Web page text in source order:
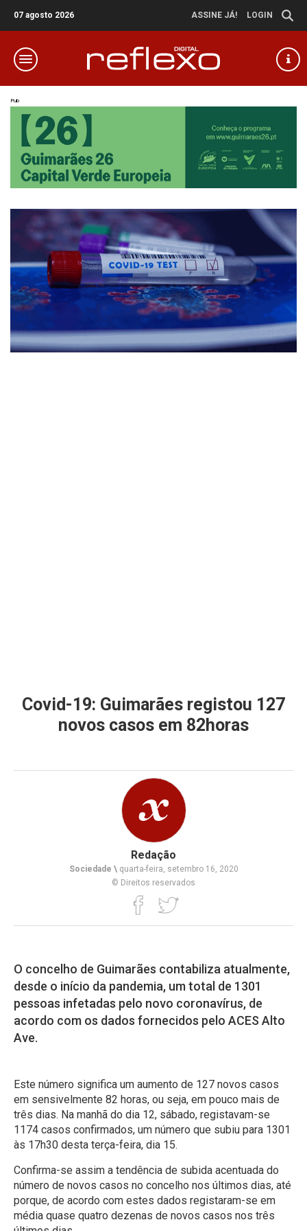
07 agosto 2026 ASSINE JÁ! LOGIN
Pub
Covid-19: Guimarães registou 127
novos casos em 82horas
Redação
Sociedade \quarta-feira, setembro 16, 2020
© Direitos reservados
O concelho de Guimarães contabiliza atualmente,
desde o início da pandemia, um total de 1301
pessoas infetadas pelo novo coronavírus, de
acordo com os dados fornecidos pelo ACES Alto
Ave.
Este número significa um aumento de 127 novos casos
em sensivelmente 82 horas, ou seja, em pouco mais de
três dias. Na manhã do dia 12, sábado, registavam-se
1174 casos confirmados, um número que subiu para 1301
às 17h30 desta terça-feira, dia 15.
Confirma-se assim a tendência de subida acentuada do
número de novos casos no concelho nos últimos dias, até
porque, de acordo com estes dados registaram-se em
média quase quatro dezenas de novos casos nos três